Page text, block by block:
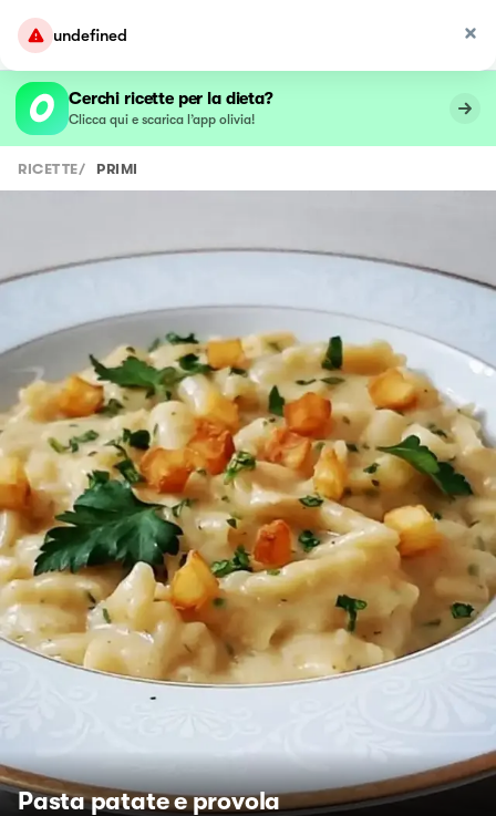
undefined
Cerchi ricette per la dieta?
Clicca qui e scarica l’app olivia!
RICETTE/ PRIMI
Pasta patate e provola